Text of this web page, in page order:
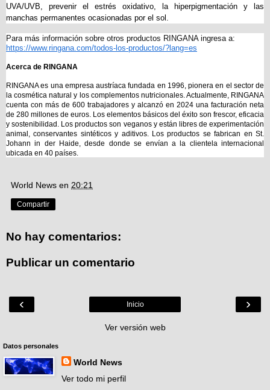
UVA/UVB, prevenir el estrés oxidativo, la hiperpigmentación y las
manchas permanentes ocasionadas por el sol.
https://www.ringana.com/todos-los-productos/?lang=es
Acerca de RINGANA
RINGANA es una empresa austríaca fundada en 1996, pionera en el sector de
la cosmética natural y los complementos nutricionales. Actualmente, RINGANA
cuenta con más de 600 trabajadores y alcanzó en 2024 una facturación neta
de 280 millones de euros. Los elementos básicos del éxito son frescor, eficacia
y sostenibilidad. Los productos son veganos y están libres de experimentación
animal, conservantes sintéticos y aditivos. Los productos se fabrican en St.
Johann in der Haide, desde donde se envían a la clientela internacional
ubicada en 40 países.
World News en 20:21
Compartir
No hay comentarios:
Publicar un comentario
‹ ›
Inicio
Ver versión web
Datos personales
World News
Ver todo mi perfil